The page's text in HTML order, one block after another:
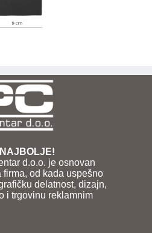
d.o.o. je osnovan
od kada uspešno
delatnost, dizajn,
i trgovinu reklamnim